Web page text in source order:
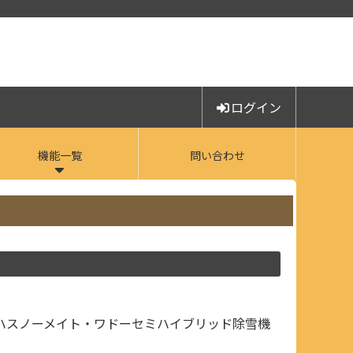
ログイン
機能一覧 問い合わせ
ノーメイト・ワドーセミハイブリッド除雪機